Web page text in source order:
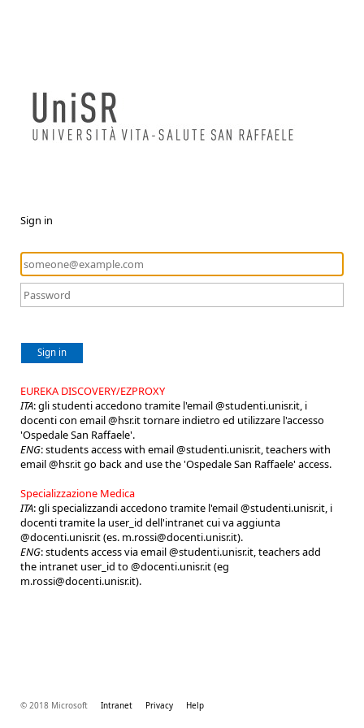
Sign in
Sign in
EUREKA DISCOVERY/EZPROXY
ITA: gli studenti accedono tramite l'email @studenti.unisr.it, i
docenti con email @hsr.it tornare indietro ed utilizzare l'accesso
'Ospedale San Raffaele'.
ENG: students access with email @studenti.unisr.it, teachers with
email @hsr.it go back and use the 'Ospedale San Raffaele' access.
Specializzazione Medica
ITA: gli specializzandi accedono tramite l'email @studenti.unisr.it, i
docenti tramite la user_id dell'intranet cui va aggiunta
@docenti.unisr.it (es. m.rossi@docenti.unisr.it).
ENG: students access via email @studenti.unisr.it, teachers add
the intranet user_id to @docenti.unisr.it (eg
m.rossi@docenti.unisr.it).
© 2018 Microsoft Intranet Privacy Help